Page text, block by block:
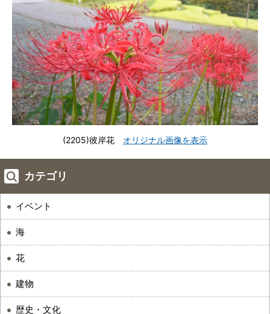
(2205)彼岸花 オリジナル画像を表示
カテゴリ
イベント
海
花
建物
歴史・文化